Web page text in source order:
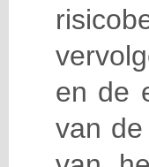
en de
van